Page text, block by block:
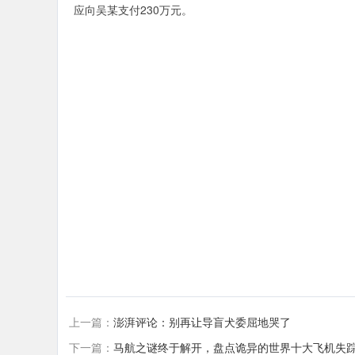
应向吴某支付230万元。
上一篇： 澎湃评论：别再让导盲犬委屈地哭了
下一篇： 马航之谜终于解开，盘点诡异的世界十大飞机失